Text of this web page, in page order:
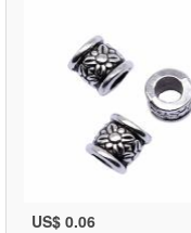
US$ 0.06